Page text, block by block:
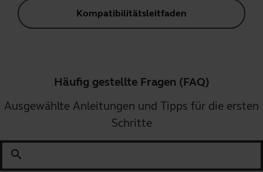
Kompatibilitätsleitfaden
Häufig gestellte Fragen (FAQ)
Ausgewählte Anleitungen und Tipps für die ersten
Schritte
search